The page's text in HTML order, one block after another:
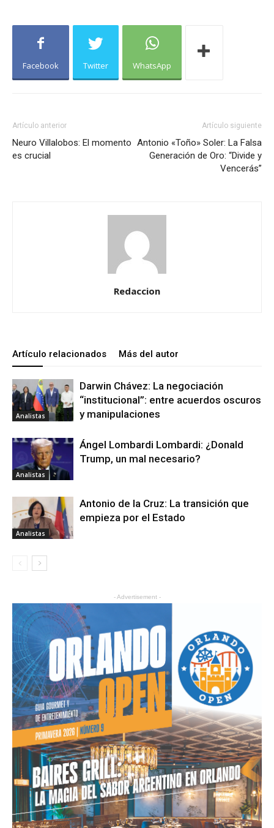
Facebook Twitter WhatsApp
Artículo anterior
Neuro Villalobos: El momento
es crucial
Artículo siguiente
Antonio «Toño» Soler: La Falsa
Generación de Oro: “Divide y
Vencerás”
Redaccion
Artículo relacionados Más del autor
Analistas
Darwin Chávez: La negociación
“institucional”: entre acuerdos oscuros
y manipulaciones
Analistas
Ángel Lombardi Lombardi: ¿Donald
Trump, un mal necesario?
Analistas
Antonio de la Cruz: La transición que
empieza por el Estado
- Advertisement -